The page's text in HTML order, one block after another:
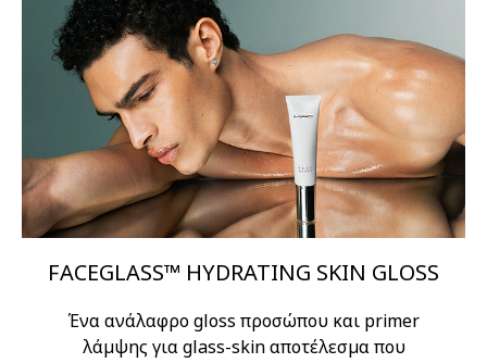
FACEGLASS™ HYDRATING SKIN GLOSS
Ένα ανάλαφρο gloss προσώπου και primer
λάμψης για glass-skin αποτέλεσμα που